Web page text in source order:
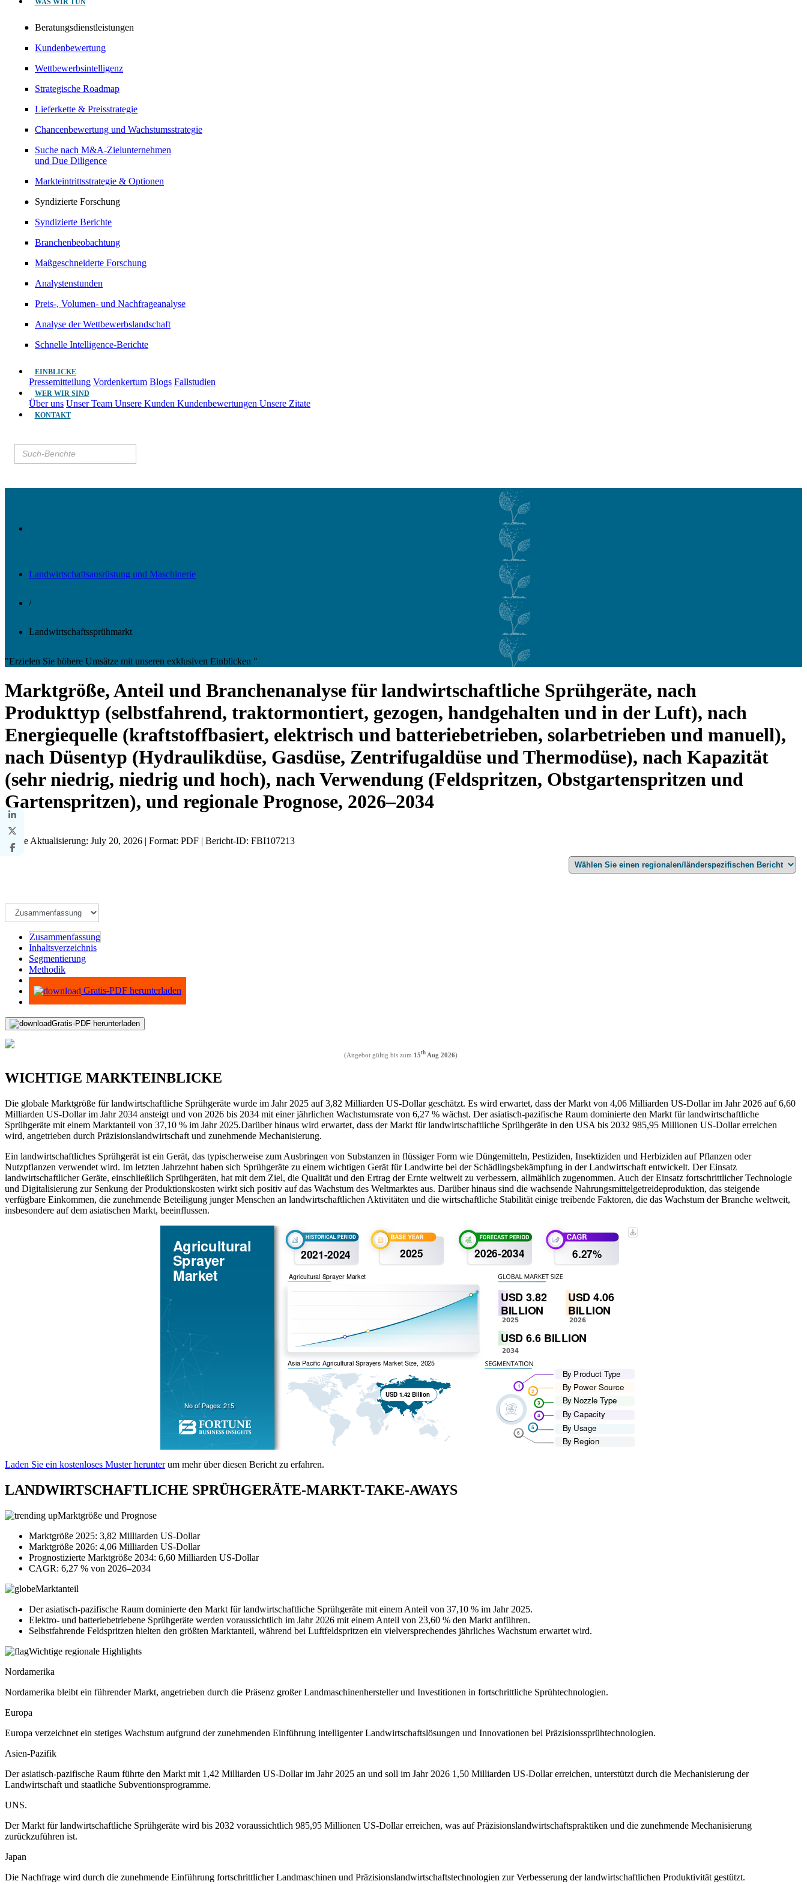
WAS WIR TUN
Beratungsdienstleistungen
Kundenbewertung
Wettbewerbsintelligenz
Strategische Roadmap
Lieferkette & Preisstrategie
Chancenbewertung und Wachstumsstrategie
Suche nach M&A-Zielunternehmen
und Due Diligence
Markteintrittsstrategie & Optionen
Syndizierte Forschung
Syndizierte Berichte
Branchenbeobachtung
Maßgeschneiderte Forschung
Analystenstunden
Preis-, Volumen- und Nachfrageanalyse
Analyse der Wettbewerbslandschaft
Schnelle Intelligence-Berichte
EINBLICKE
Pressemitteilung Vordenkertum Blogs Fallstudien
WER WIR SIND
Über uns Unser Team Unsere Kunden Kundenbewertungen Unsere Zitate
KONTAKT
Landwirtschaftsausrüstung und Maschinerie
/
Landwirtschaftssprühmarkt
"Erzielen Sie höhere Umsätze mit unseren exklusiven Einblicken "
Marktgröße, Anteil und Branchenanalyse für landwirtschaftliche Sprühgeräte, nach
Produkttyp (selbstfahrend, traktormontiert, gezogen, handgehalten und in der Luft), nach
Energiequelle (kraftstoffbasiert, elektrisch und batteriebetrieben, solarbetrieben und manuell),
nach Düsentyp (Hydraulikdüse, Gasdüse, Zentrifugaldüse und Thermodüse), nach Kapazität
(sehr niedrig, niedrig und hoch), nach Verwendung (Feldspritzen, Obstgartenspritzen und
Gartenspritzen), und regionale Prognose, 2026–2034
Letzte Aktualisierung: July 20, 2026 | Format: PDF | Bericht-ID: FBI107213
Zusammenfassung
Inhaltsverzeichnis
Segmentierung
Methodik
Infografiken
Gratis-PDF herunterladen
Gratis-PDF herunterladen
(Angebot gültig bis zum 15thAug 2026)
WICHTIGE MARKTEINBLICKE
Die globale Marktgröße für landwirtschaftliche Sprühgeräte wurde im Jahr 2025 auf 3,82 Milliarden US-Dollar geschätzt. Es wird erwartet, dass der Markt von 4,06 Milliarden US-Dollar im Jahr 2026 auf 6,60
Milliarden US-Dollar im Jahr 2034 ansteigt und von 2026 bis 2034 mit einer jährlichen Wachstumsrate von 6,27 % wächst. Der asiatisch-pazifische Raum dominierte den Markt für landwirtschaftliche
Sprühgeräte mit einem Marktanteil von 37,10 % im Jahr 2025.Darüber hinaus wird erwartet, dass der Markt für landwirtschaftliche Sprühgeräte in den USA bis 2032 985,95 Millionen US-Dollar erreichen
wird, angetrieben durch Präzisionslandwirtschaft und zunehmende Mechanisierung.
Ein landwirtschaftliches Sprühgerät ist ein Gerät, das typischerweise zum Ausbringen von Substanzen in flüssiger Form wie Düngemitteln, Pestiziden, Insektiziden und Herbiziden auf Pflanzen oder
Nutzpflanzen verwendet wird. Im letzten Jahrzehnt haben sich Sprühgeräte zu einem wichtigen Gerät für Landwirte bei der Schädlingsbekämpfung in der Landwirtschaft entwickelt. Der Einsatz
landwirtschaftlicher Geräte, einschließlich Sprühgeräten, hat mit dem Ziel, die Qualität und den Ertrag der Ernte weltweit zu verbessern, allmählich zugenommen. Auch der Einsatz fortschrittlicher Technologie
und Digitalisierung zur Senkung der Produktionskosten wirkt sich positiv auf das Wachstum des Weltmarktes aus. Darüber hinaus sind die wachsende Nahrungsmittelgetreideproduktion, das steigende
verfügbare Einkommen, die zunehmende Beteiligung junger Menschen an landwirtschaftlichen Aktivitäten und die wirtschaftliche Stabilität einige treibende Faktoren, die das Wachstum der Branche weltweit,
insbesondere auf dem asiatischen Markt, beeinflussen.
Laden Sie ein kostenloses Muster herunterum mehr über diesen Bericht zu erfahren.
LANDWIRTSCHAFTLICHE SPRÜHGERÄTE-MARKT-TAKE-AWAYS
Marktgröße und Prognose
Marktgröße 2025: 3,82 Milliarden US-Dollar
Marktgröße 2026: 4,06 Milliarden US-Dollar
Prognostizierte Marktgröße 2034: 6,60 Milliarden US-Dollar
CAGR: 6,27 % von 2026–2034
Marktanteil
Der asiatisch-pazifische Raum dominierte den Markt für landwirtschaftliche Sprühgeräte mit einem Anteil von 37,10 % im Jahr 2025.
Elektro- und batteriebetriebene Sprühgeräte werden voraussichtlich im Jahr 2026 mit einem Anteil von 23,60 % den Markt anführen.
Selbstfahrende Feldspritzen hielten den größten Marktanteil, während bei Luftfeldspritzen ein vielversprechendes jährliches Wachstum erwartet wird.
Wichtige regionale Highlights
Nordamerika
Nordamerika bleibt ein führender Markt, angetrieben durch die Präsenz großer Landmaschinenhersteller und Investitionen in fortschrittliche Sprühtechnologien.
Europa
Europa verzeichnet ein stetiges Wachstum aufgrund der zunehmenden Einführung intelligenter Landwirtschaftslösungen und Innovationen bei Präzisionssprühtechnologien.
Asien-Pazifik
Der asiatisch-pazifische Raum führte den Markt mit 1,42 Milliarden US-Dollar im Jahr 2025 an und soll im Jahr 2026 1,50 Milliarden US-Dollar erreichen, unterstützt durch die Mechanisierung der
Landwirtschaft und staatliche Subventionsprogramme.
UNS.
Der Markt für landwirtschaftliche Sprühgeräte wird bis 2032 voraussichtlich 985,95 Millionen US-Dollar erreichen, was auf Präzisionslandwirtschaftspraktiken und die zunehmende Mechanisierung
zurückzuführen ist.
Japan
Die Nachfrage wird durch die zunehmende Einführung fortschrittlicher Landmaschinen und Präzisionslandwirtschaftstechnologien zur Verbesserung der landwirtschaftlichen Produktivität gestützt.